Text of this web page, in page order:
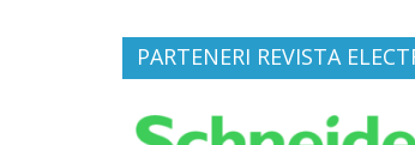
PARTENERI REVISTA